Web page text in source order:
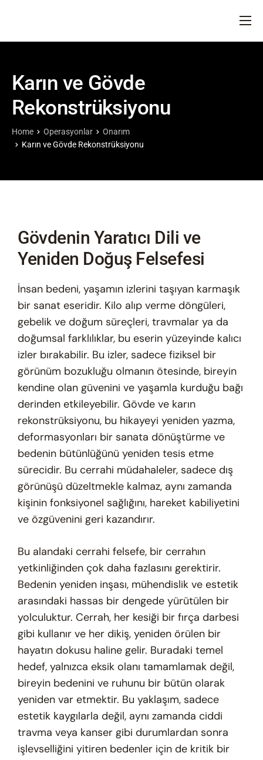
DOKTORLARIMIZ
OPERASYONLAR
BLOG
İLETIŞIM
Karın ve Gövde
Rekonstrüksiyonu
Home Operasyonlar
Onarım
Karın ve Gövde Rekonstrüksiyonu
Gövdenin Yaratıcı Dili ve
Yeniden Doğuş Felsefesi
İnsan bedeni, yaşamın izlerini taşıyan karmaşık
bir sanat eseridir. Kilo alıp verme döngüleri,
gebelik ve doğum süreçleri, travmalar ya da
doğumsal farklılıklar, bu eserin yüzeyinde kalıcı
izler bırakabilir. Bu izler, sadece fiziksel bir
görünüm bozukluğu olmanın ötesinde, bireyin
kendine olan güvenini ve yaşamla kurduğu bağı
derinden etkileyebilir. Gövde ve karın
rekonstrüksiyonu, bu hikayeyi yeniden yazma,
deformasyonları bir sanata dönüştürme ve
bedenin bütünlüğünü yeniden tesis etme
sürecidir. Bu cerrahi müdahaleler, sadece dış
görünüşü düzeltmekle kalmaz, aynı zamanda
kişinin fonksiyonel sağlığını, hareket kabiliyetini
ve özgüvenini geri kazandırır.
Bu alandaki cerrahi felsefe, bir cerrahın
yetkinliğinden çok daha fazlasını gerektirir.
Bedenin yeniden inşası, mühendislik ve estetik
arasındaki hassas bir dengede yürütülen bir
yolculuktur. Cerrah, her kesiği bir fırça darbesi
gibi kullanır ve her dikiş, yeniden örülen bir
hayatın dokusu haline gelir. Buradaki temel
hedef, yalnızca eksik olanı tamamlamak değil,
bireyin bedenini ve ruhunu bir bütün olarak
yeniden var etmektir. Bu yaklaşım, sadece
estetik kaygılarla değil, aynı zamanda ciddi
travma veya kanser gibi durumlardan sonra
işlevselliğini yitiren bedenler için de kritik bir